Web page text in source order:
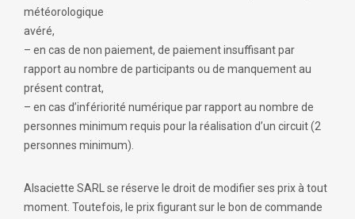
météorologique
avéré,
– en cas de non paiement, de paiement insuffisant par
rapport au nombre de participants ou de manquement au
présent contrat,
– en cas d’infériorité numérique par rapport au nombre de
personnes minimum requis pour la réalisation d’un circuit (2
personnes minimum).
Alsaciette SARL se réserve le droit de modifier ses prix à tout
moment. Toutefois, le prix figurant sur le bon de commande